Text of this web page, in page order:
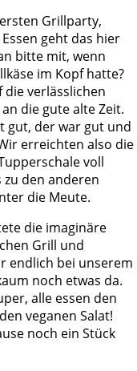
Grillparty,
geht das hier
bitte mit, wenn
im Kopf hatte?
verlässlichen
die gute alte Zeit.
gut, der war gut und
erreichten also die
voll
den anderen
die Meute.
die imaginäre
Grill und
endlich bei unserem
noch etwas da.
alle essen den
veganen Salat!
noch ein Stück